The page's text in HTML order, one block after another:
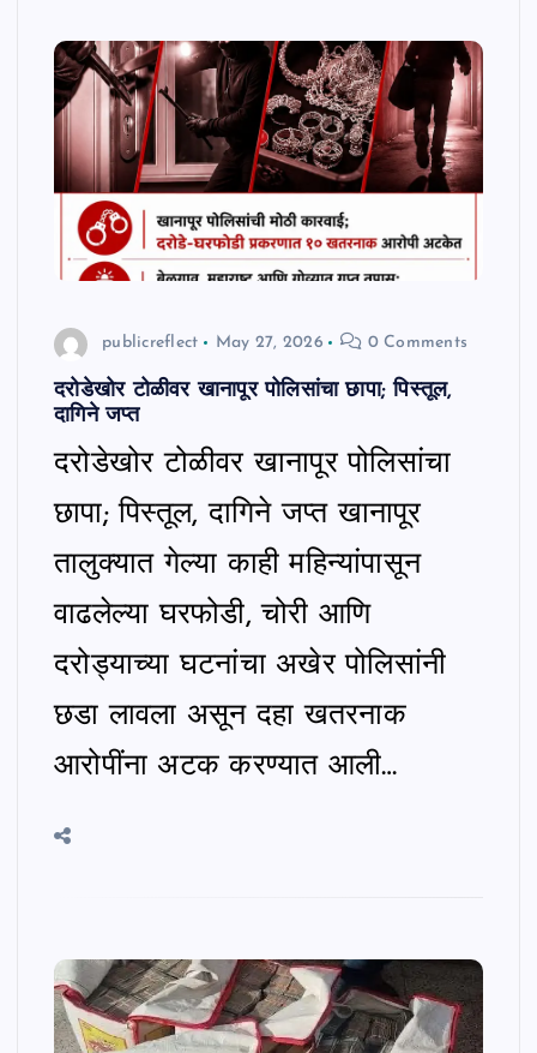
publicreflect May 27, 2026 0 Comments
दरोडेखोर टोळीवर खानापूर पोलिसांचा छापा; पिस्तूल,
दागिने जप्त
दरोडेखोर टोळीवर खानापूर पोलिसांचा
छापा; पिस्तूल, दागिने जप्त खानापूर
तालुक्यात गेल्या काही महिन्यांपासून
वाढलेल्या घरफोडी, चोरी आणि
दरोड्याच्या घटनांचा अखेर पोलिसांनी
छडा लावला असून दहा खतरनाक
आरोपींना अटक करण्यात आली…